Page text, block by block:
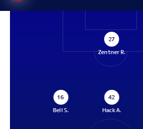
27
Zentner R.
16
Bell S.
42
Hack A.